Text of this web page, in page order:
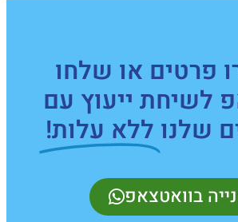
פרטים או שלחו
לשיחת ייעוץ עם
שלנו ללא עלות!
בוואטצאפ